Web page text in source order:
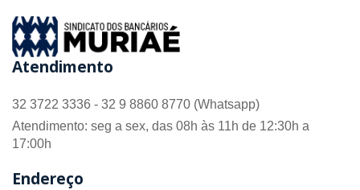
Atendimento
32 3722 3336 - 32 9 8860 8770 (Whatsapp)
Atendimento: seg a sex, das 08h às 11h de 12:30h a
17:00h
Endereço